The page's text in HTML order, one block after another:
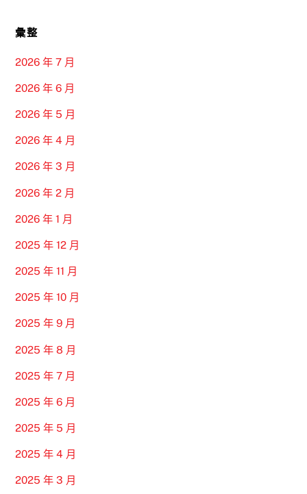
彙整
2026 年 7 月
2026 年 6 月
2026 年 5 月
2026 年 4 月
2026 年 3 月
2026 年 2 月
2026 年 1 月
2025 年 12 月
2025 年 11 月
2025 年 10 月
2025 年 9 月
2025 年 8 月
2025 年 7 月
2025 年 6 月
2025 年 5 月
2025 年 4 月
2025 年 3 月